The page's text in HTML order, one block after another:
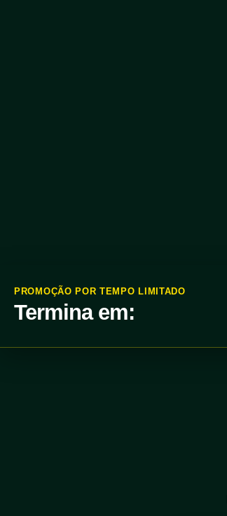
PROMOÇÃO POR TEMPO LIMITADO
Termina em: